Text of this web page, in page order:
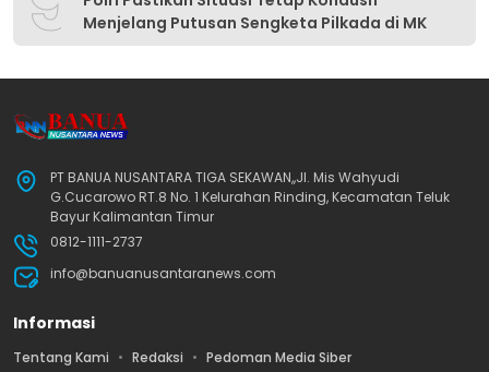
Menjelang Putusan Sengketa Pilkada di MK
PT BANUA NUSANTARA TIGA SEKAWAN,,Jl. Mis Wahyudi
G.Cucarowo RT.8 No. 1 Kelurahan Rinding, Kecamatan Teluk
Bayur Kalimantan Timur
0812-1111-2737
info@banuanusantaranews.com
Informasi
Tentang Kami Redaksi Pedoman Media Siber